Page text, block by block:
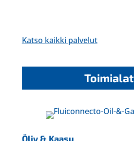
Katso kaikki palvelut
Toimialat
Öljy & Kaasu